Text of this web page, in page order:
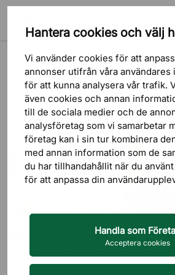
Hantera cookies och välj
Vi använder cookies för att
annonser utifrån våra användares
för att kunna analysera vår trafik.
även cookies och annan
till de sociala medier och de
analysföretag som vi samarbetar
företag kan i sin tur kombinera
med annan information som de
du har tillhandahållit när du
för att anpassa din
Handla som
Acceptera cookies
Hybrid kontor: Hur man inreder för ett kontor
måndagar och 100% på onsdagar
Hybrid kontor: Hur
för ett kontor som är